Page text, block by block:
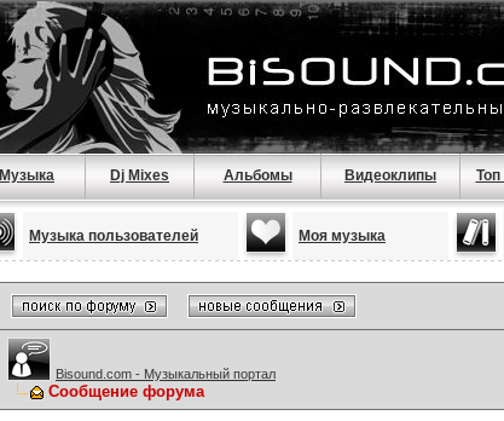
Музыка Dj Mixes Альбомы Видеоклипы
Музыка пользователей Моя музыка
Bisound.com - Музыкальный портал
Сообщение форума